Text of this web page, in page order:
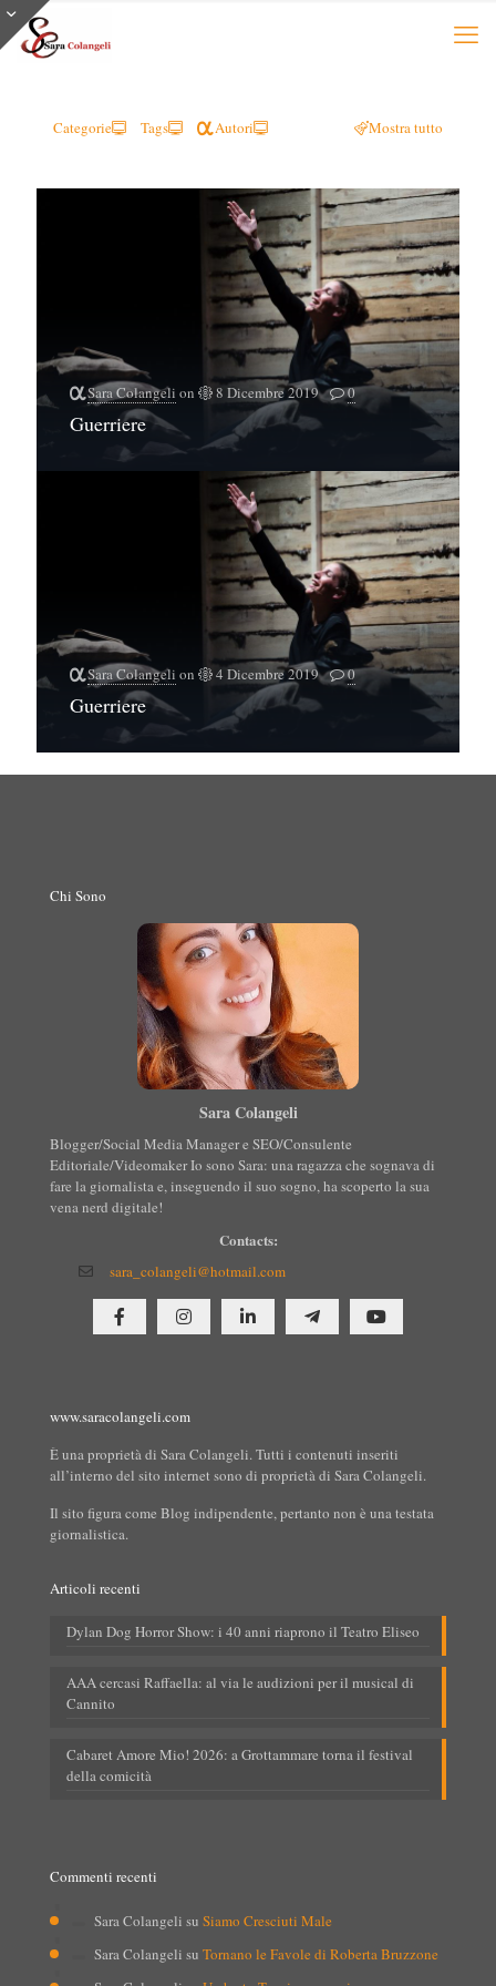
Categorie Tags Autori Mostra tutto
Sara Colangeli on 8 Dicembre 2019 0
Guerriere
Sara Colangeli on 4 Dicembre 2019 0
Guerriere
Chi Sono
Sara Colangeli
Blogger/Social Media Manager e SEO/Consulente
Editoriale/Videomaker Io sono Sara: una ragazza che sognava di
fare la giornalista e, inseguendo il suo sogno, ha scoperto la sua
vena nerd digitale!
Contacts:
sara_colangeli@hotmail.com
www.saracolangeli.com
È una proprietà di Sara Colangeli. Tutti i contenuti inseriti
all’interno del sito internet sono di proprietà di Sara Colangeli.
Il sito figura come Blog indipendente, pertanto non è una testata
giornalistica.
Articoli recenti
Dylan Dog Horror Show: i 40 anni riaprono il Teatro Eliseo
AAA cercasi Raffaella: al via le audizioni per il musical di
Cannito
Cabaret Amore Mio! 2026: a Grottammare torna il festival
della comicità
Commenti recenti
Sara Colangeli su Siamo Cresciuti Male
Sara Colangeli su Tornano le Favole di Roberta Bruzzone